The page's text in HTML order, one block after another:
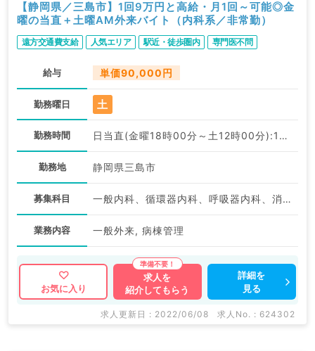
【静岡県／三島市】1回9万円と高給・月1回～可能◎金
曜の当直＋土曜AM外来バイト（内科系／非常勤）
遠方交通費支給 人気エリア 駅近・徒歩圏内 専門医不問
給与 単価90,000円
勤務曜日 土
勤務時間 日当直(金曜18時00分～土12時00分):18:00〜12:00
勤務地 静岡県三島市
募集科目 一般内科、循環器内科、呼吸器内科、消化器内科、内分泌・代謝内科、腎臓内科、血液内科
業務内容 一般外来, 病棟管理
お気に入り
求人を
紹介してもらう
詳細を
見る
求人更新日 : 2022/06/08 求人No. : 624302